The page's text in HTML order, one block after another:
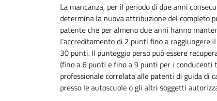
La mancanza, per il periodo di due anni
determina la nuova attribuzione del completo
patente che per almeno due anni hanno
l’accreditamento di 2 punti fino a raggiungere
30 punti. Il punteggio perso può essere
(fino a 6 punti e fino a 9 punti per i
professionale correlata alle patenti di guida di
presso le autoscuole o gli altri soggetti